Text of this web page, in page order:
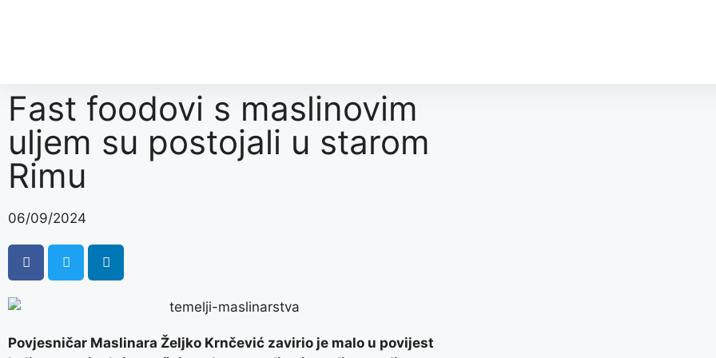
Fast foodovi s maslinovim
uljem su postojali u starom
Rimu
06/09/2024
Povjesničar Maslinara Željko Krnčević zavirio je malo u povijest